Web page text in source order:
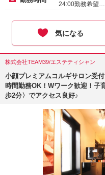
24:00勤務希望…
気になる
株式会社TEAM39/エステティシャン
小顔プレミアムコルギサロン受
時間勤務OK！Wワーク歓迎！子
歩2分〉でアクセス良好♪